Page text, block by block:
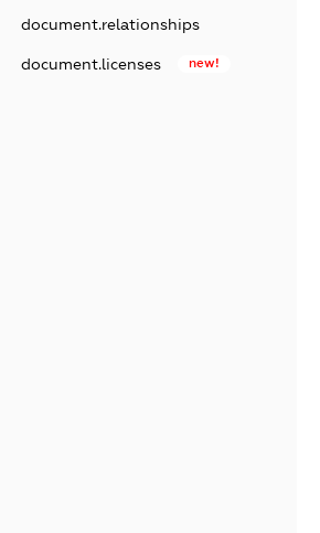
document.relationships
document.licenses new!